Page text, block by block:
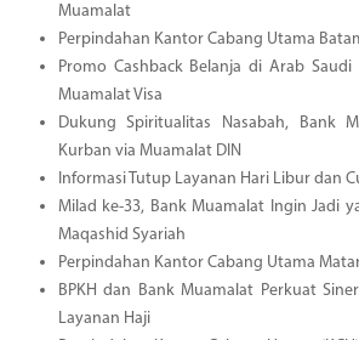
Muamalat
Perpindahan Kantor Cabang Utama
Promo Cashback Belanja di Arab
Muamalat Visa
Dukung Spiritualitas Nasabah, Bank
Kurban via Muamalat DIN
Informasi Tutup Layanan Hari Libur dan
Milad ke-33, Bank Muamalat Ingin Jadi
Maqashid Syariah
Perpindahan Kantor Cabang Utama
BPKH dan Bank Muamalat Perkuat
Layanan Haji